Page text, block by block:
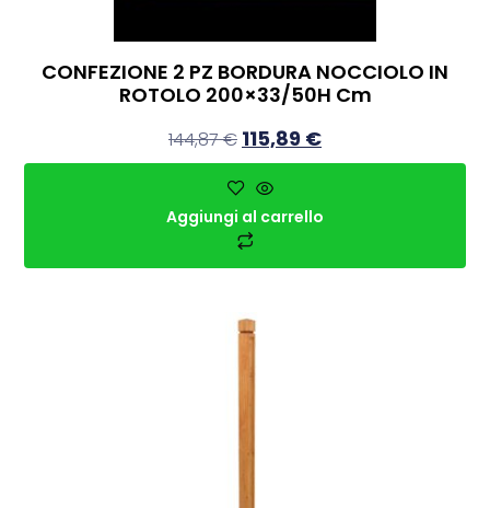
CONFEZIONE 2 PZ BORDURA NOCCIOLO IN
ROTOLO 200×33/50H Cm
144,87€ 115,89 €
Aggiungi al carrello